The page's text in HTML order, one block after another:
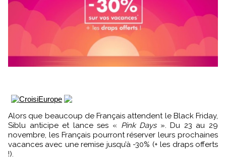
Alors que beaucoup de Français attendent le Black Friday,
Siblu anticipe et lance ses « Pink Days». Du 23 au 29
novembre, les Français pourront réserver leurs prochaines
vacances avec une remise jusqu’à -30% (+ les draps offerts
!).